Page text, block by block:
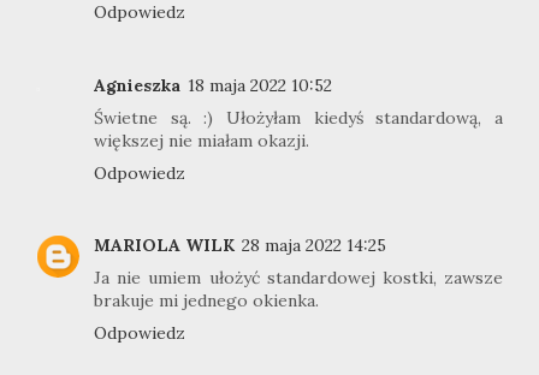
Odpowiedz
Agnieszka 18 maja 2022 10:52
Świetne są. :) Ułożyłam kiedyś standardową, a
większej nie miałam okazji.
Odpowiedz
MARIOLA WILK 28 maja 2022 14:25
Ja nie umiem ułożyć standardowej kostki, zawsze
brakuje mi jednego okienka.
Odpowiedz